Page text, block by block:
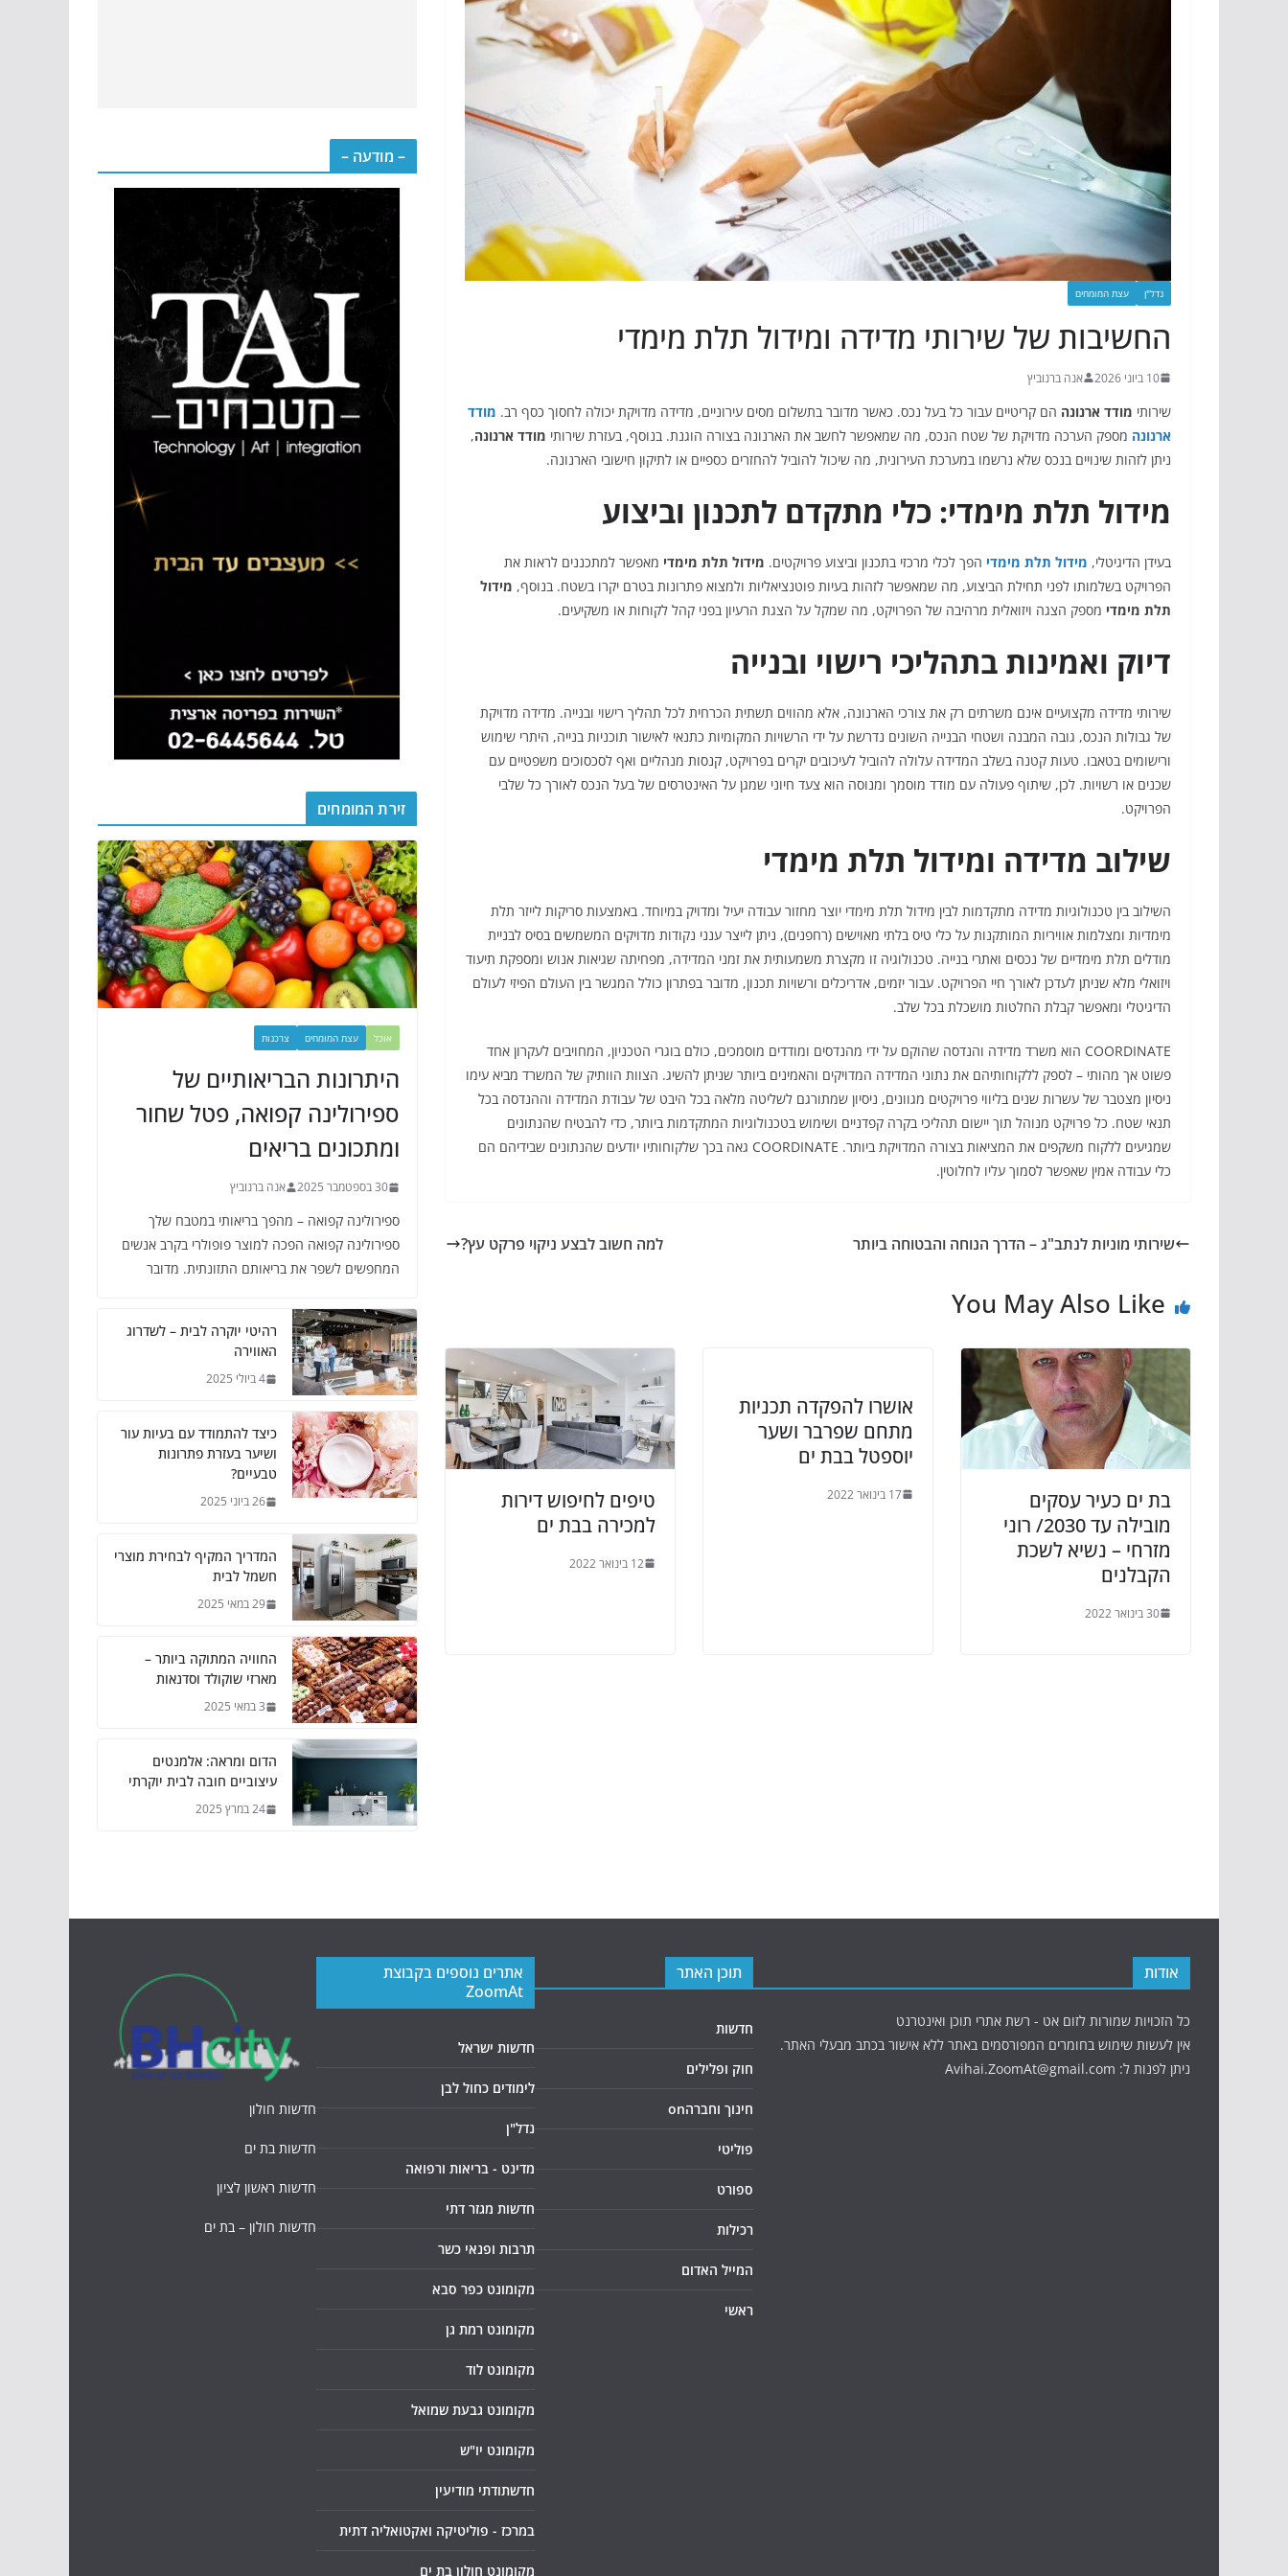
נדל"ן עצת המומחים
החשיבות של שירותי מדידה ומידול תלת מימדי
10 ביוני 2026 אנה ברנוביץ
שירותי מודד ארנונה הם קריטיים עבור כל בעל נכס. כאשר מדובר בתשלום מסים עירוניים, מדידה מדויקת יכולה לחסוך כסף רב. מודד
ארנונה מספק הערכה מדויקת של שטח הנכס, מה שמאפשר לחשב את הארנונה בצורה הוגנת. בנוסף, בעזרת שירותי מודד ארנונה,
ניתן לזהות שינויים בנכס שלא נרשמו במערכת העירונית, מה שיכול להוביל להחזרים כספיים או לתיקון חישובי הארנונה.
מידול תלת מימדי: כלי מתקדם לתכנון וביצוע
בעידן הדיגיטלי, מידול תלת מימדי הפך לכלי מרכזי בתכנון וביצוע פרויקטים. מידול תלת מימדי מאפשר למתכננים לראות את
הפרויקט בשלמותו לפני תחילת הביצוע, מה שמאפשר לזהות בעיות פוטנציאליות ולמצוא פתרונות בטרם יקרו בשטח. בנוסף, מידול
תלת מימדי מספק הצגה ויזואלית מרהיבה של הפרויקט, מה שמקל על הצגת הרעיון בפני קהל לקוחות או משקיעים.
דיוק ואמינות בתהליכי רישוי ובנייה
שירותי מדידה מקצועיים אינם משרתים רק את צורכי הארנונה, אלא מהווים תשתית הכרחית לכל תהליך רישוי ובנייה. מדידה מדויקת
של גבולות הנכס, גובה המבנה ושטחי הבנייה השונים נדרשת על ידי הרשויות המקומיות כתנאי לאישור תוכניות בנייה, היתרי שימוש
ורישומים בטאבו. טעות קטנה בשלב המדידה עלולה להוביל לעיכובים יקרים בפרויקט, קנסות מנהליים ואף לסכסוכים משפטיים עם
שכנים או רשויות. לכן, שיתוף פעולה עם מודד מוסמך ומנוסה הוא צעד חיוני שמגן על האינטרסים של בעל הנכס לאורך כל שלבי
הפרויקט.
שילוב מדידה ומידול תלת מימדי
השילוב בין טכנולוגיות מדידה מתקדמות לבין מידול תלת מימדי יוצר מחזור עבודה יעיל ומדויק במיוחד. באמצעות סריקות לייזר תלת
מימדיות ומצלמות אוויריות המותקנות על כלי טיס בלתי מאוישים (רחפנים), ניתן לייצר ענני נקודות מדויקים המשמשים בסיס לבניית
מודלים תלת מימדיים של נכסים ואתרי בנייה. טכנולוגיה זו מקצרת משמעותית את זמני המדידה, מפחיתה שגיאות אנוש ומספקת תיעוד
ויזואלי מלא שניתן לעדכן לאורך חיי הפרויקט. עבור יזמים, אדריכלים ורשויות תכנון, מדובר בפתרון כולל המגשר בין העולם הפיזי לעולם
הדיגיטלי ומאפשר קבלת החלטות מושכלת בכל שלב.
COORDINATE הוא משרד מדידה והנדסה שהוקם על ידי מהנדסים ומודדים מוסמכים, כולם בוגרי הטכניון, המחויבים לעקרון אחד
פשוט אך מהותי – לספק ללקוחותיהם את נתוני המדידה המדויקים והאמינים ביותר שניתן להשיג. הצוות הוותיק של המשרד מביא עימו
ניסיון מצטבר של עשרות שנים בליווי פרויקטים מגוונים, ניסיון שמתורגם לשליטה מלאה בכל היבט של עבודת המדידה וההנדסה בכל
תנאי שטח. כל פרויקט מנוהל תוך יישום תהליכי בקרה קפדניים ושימוש בטכנולוגיות המתקדמות ביותר, כדי להבטיח שהנתונים
שמגיעים ללקוח משקפים את המציאות בצורה המדויקת ביותר. COORDINATE גאה בכך שלקוחותיו יודעים שהנתונים שבידיהם הם
כלי עבודה אמין שאפשר לסמוך עליו לחלוטין.
שירותי מוניות לנתב"ג – הדרך הנוחה והבטוחה ביותר למה חשוב לבצע ניקוי פרקט עץ?
You May Also Like
בת ים כעיר עסקים
מובילה עד 2030/ רוני
מזרחי – נשיא לשכת
הקבלנים
30 בינואר 2022
אושרו להפקדה תכניות
מתחם שפרבר ושער
יוספטל בבת ים
17 בינואר 2022
טיפים לחיפוש דירות
למכירה בבת ים
12 בינואר 2022
– מודעה –
זירת המומחים
אוכל עצת המומחים צרכנות
היתרונות הבריאותיים של
ספירולינה קפואה, פטל שחור
ומתכונים בריאים
30 בספטמבר 2025 אנה ברנוביץ
ספירולינה קפואה – מהפך בריאותי במטבח שלך
ספירולינה קפואה הפכה למוצר פופולרי בקרב אנשים
המחפשים לשפר את בריאותם התזונתית. מדובר
רהיטי יוקרה לבית – לשדרוג
האווירה
4 ביולי 2025
כיצד להתמודד עם בעיות עור
ושיער בעזרת פתרונות
טבעיים?
26 ביוני 2025
המדריך המקיף לבחירת מוצרי
חשמל לבית
29 במאי 2025
החוויה המתוקה ביותר –
מארזי שוקולד וסדנאות
3 במאי 2025
הדום ומראה: אלמנטים
עיצוביים חובה לבית יוקרתי
24 במרץ 2025
אודות
כל הזכויות שמורות לזום אט - רשת אתרי תוכן ואינטרנט
אין לעשות שימוש בחומרים המפורסמים באתר ללא אישור בכתב מבעלי האתר.
ניתן לפנות ל: Avihai.ZoomAt@gmail.com
תוכן האתר
חדשות
חוק ופלילים
חינוך וחברהon
פוליטי
ספורט
רכילות
המייל האדום
ראשי
אתרים נוספים בקבוצת
ZoomAt
חדשות ישראל
לימודים כחול לבן
נדל"ן
מדינט - בריאות ורפואה
חדשות מגזר דתי
תרבות ופנאי כשר
מקומונט כפר סבא
מקומונט רמת גן
מקומונט לוד
מקומונט גבעת שמואל
מקומונט יו"ש
חדשתודתי מודיעין
במרכז - פוליטיקה ואקטואליה דתית
מקומונט חולון בת ים
חדשות חולון
חדשות בת ים
חדשות ראשון לציון
חדשות חולון – בת ים